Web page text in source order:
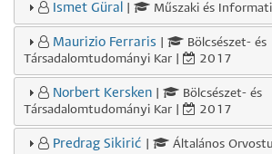
Ismet Güral Műszaki és
Maurizio Ferraris
Bölcsészet- és
Társadalomtudományi Kar |
2017
Norbert Kersken
Bölcsészet- és
Társadalomtudományi Kar |
2017
Predrag Sikirić
Általános